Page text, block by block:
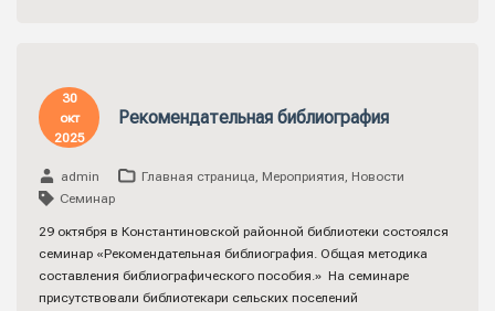
30
окт
2025
Рекомендательная библиография
admin Главная страница, Мероприятия, Новости
Семинар
29 октября в Константиновской районной библиотеки состоялся
семинар «Рекомендательная библиография. Общая методика
составления библиографического пособия.» На семинаре
присутствовали библиотекари сельских поселений